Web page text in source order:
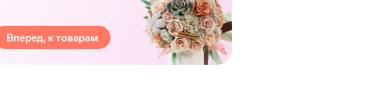
Вперед, к товарам